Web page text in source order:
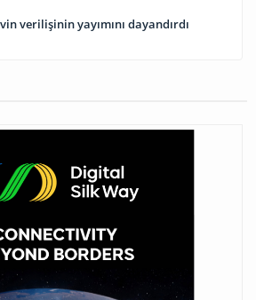
verilişinin yayımını dayandırdı